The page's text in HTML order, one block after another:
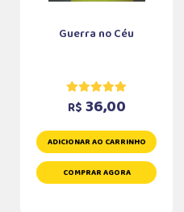
Guerra no Céu
R$ 36,00
ADICIONAR AO CARRINHO
COMPRAR AGORA